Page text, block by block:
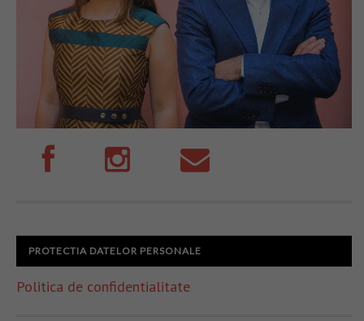
PROTECTIA DATELOR PERSONALE
Politica de confidentialitate